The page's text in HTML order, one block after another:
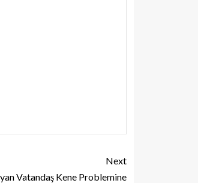
Next
Vatandaş Kene Problemine